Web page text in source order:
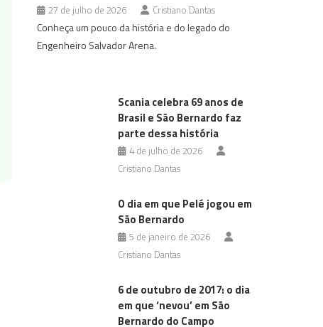
27 de julho de 2026 Cristiano Dantas
Conheça um pouco da história e do legado do
Engenheiro Salvador Arena.
Scania celebra 69 anos de
Brasil e São Bernardo faz
parte dessa história
4 de julho de 2026
Cristiano Dantas
O dia em que Pelé jogou em
São Bernardo
5 de janeiro de 2026
Cristiano Dantas
6 de outubro de 2017: o dia
em que ‘nevou’ em São
Bernardo do Campo